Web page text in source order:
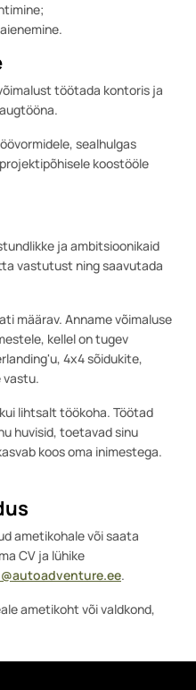
töötada kontoris ja
sealhulgas
koostööle
ja ambitsioonikaid
vastutust ning saavutada
määrav. Anname võimaluse
kellel on tugev
4x4 sõidukite,
vastu.
lihtsalt töökoha. Töötad
huvisid, toetavad sinu
koos oma inimestega.
ametikohale või saata
CV ja lühike
.
ametikoht või valdkond,